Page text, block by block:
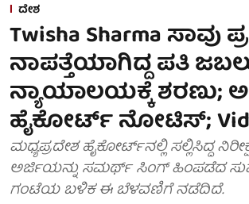
ದೇಶ
Twisha Sharma ಸಾವು
ನಾಪತ್ತೆಯಾಗಿದ್ದ ಪತಿ
ನ್ಯಾಯಾಲಯಕ್ಕೆ ಶರಣು;
ಹೈಕೋರ್ಟ್ ನೋಟಿಸ್;
ಮಧ್ಯಪ್ರದೇಶ ಹೈಕೋರ್ಟ್‌ನಲ್ಲಿ ಸಲ್ಲಿಸಿದ್ದ
ಅರ್ಜಿಯನ್ನು ಸಮರ್ಥ್ ಸಿಂಗ್ ಹಿಂಪಡೆದ
ಗಂಟೆಯ ಬಳಿಕ ಈ ಬೆಳವಣಿಗೆ ನಡೆದಿದೆ.